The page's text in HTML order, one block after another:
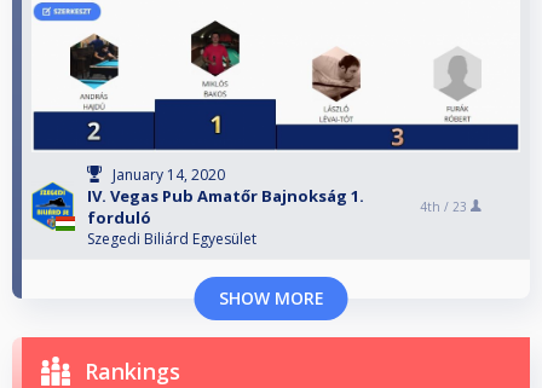
January 14, 2020
IV. Vegas Pub Amatőr Bajnokság 1.
forduló
Szegedi Biliárd Egyesület
4th / 23
SHOW MORE
Rankings